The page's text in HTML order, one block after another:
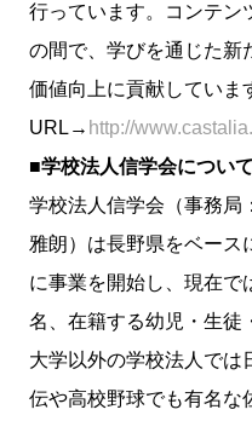
行っています。コンテン
の間で、学びを通じた新
価値向上に貢献していま
URL→ http://
■学校法人信学会について
学校法人信学会（事務局
雅朗）は長野県をベース
に事業を開始し、現在で
名、在籍する幼児・生徒
大学以外の学校法人では
伝や高校野球でも有名な